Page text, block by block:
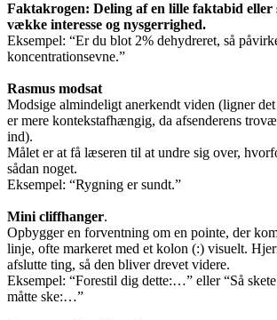
Faktakrogen: Deling af en lille faktabid
vække interesse og nysgerrighed.
Eksempel: “Er du blot 2% dehydreret, så
koncentrationsevne.”
Rasmus modsat
Modsige almindeligt anerkendt viden (ligner
er mere kontekstafhængig, da afsenderens
ind).
Målet er at få læseren til at undre sig over,
sådan noget.
Eksempel: “Rygning er sundt.”
Mini cliffhanger.
Opbygger en forventning om en pointe, der
linje, ofte markeret med et kolon (:) visuelt.
afslutte ting, så den bliver drevet videre.
Eksempel: “Forestil dig dette:…” eller “Så
måtte ske:…”